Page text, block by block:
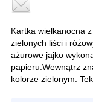
Kartka wielkanocna
zielonych liści i
ażurowe jajko
papieru.Wewnątrz
kolorze zielonym.